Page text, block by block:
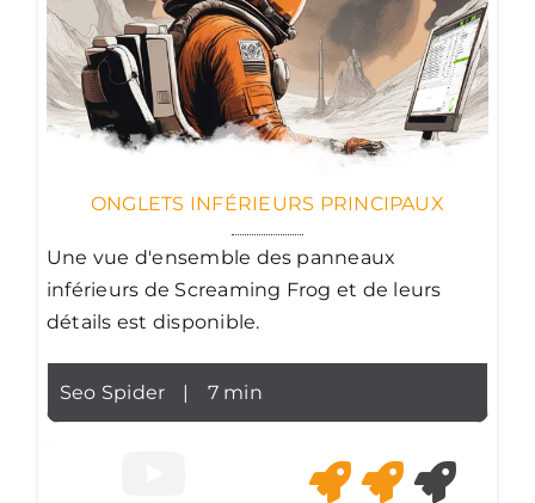
ONGLETS INFÉRIEURS PRINCIPAUX
Une vue d'ensemble des panneaux
inférieurs de Screaming Frog et de leurs
détails est disponible.
Seo Spider | 7 min